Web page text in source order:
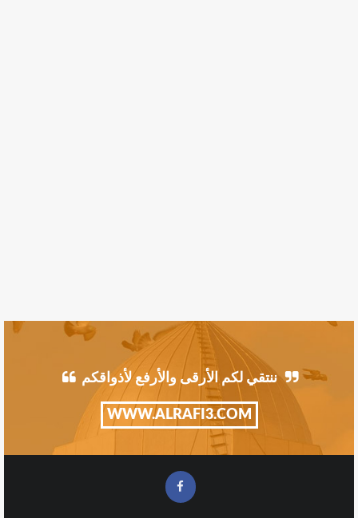
ننتقي لكم الأرقى والأرفع لأذواقكم
WWW.ALRAFI3.COM